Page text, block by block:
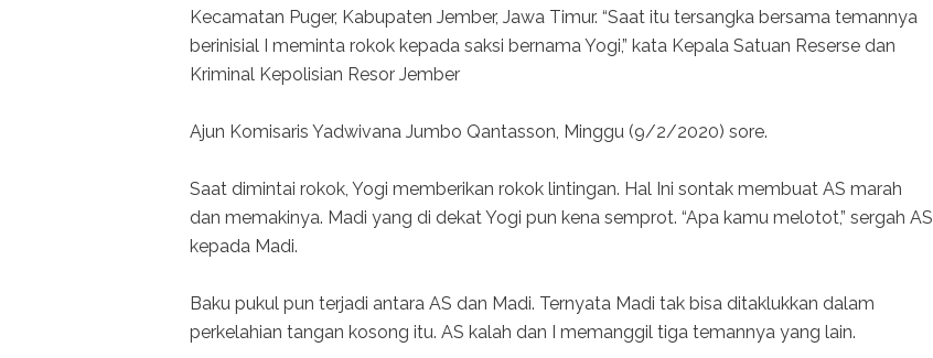
Kecamatan Puger, Kabupaten Jember, Jawa Timur. “Saat itu tersangka bersama temannya
berinisial I meminta rokok kepada saksi bernama Yogi,” kata Kepala Satuan Reserse dan
Kriminal Kepolisian Resor Jember
Ajun Komisaris Yadwivana Jumbo Qantasson, Minggu (9/2/2020) sore.
Saat dimintai rokok, Yogi memberikan rokok lintingan. Hal Ini sontak membuat AS marah
dan memakinya. Madi yang di dekat Yogi pun kena semprot. “Apa kamu melotot,” sergah AS
kepada Madi.
Baku pukul pun terjadi antara AS dan Madi. Ternyata Madi tak bisa ditaklukkan dalam
perkelahian tangan kosong itu. AS kalah dan I memanggil tiga temannya yang lain.